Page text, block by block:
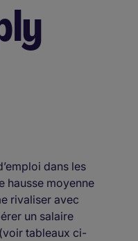
dans les
hausse moyenne
rivaliser avec
un salaire
tableaux ci-